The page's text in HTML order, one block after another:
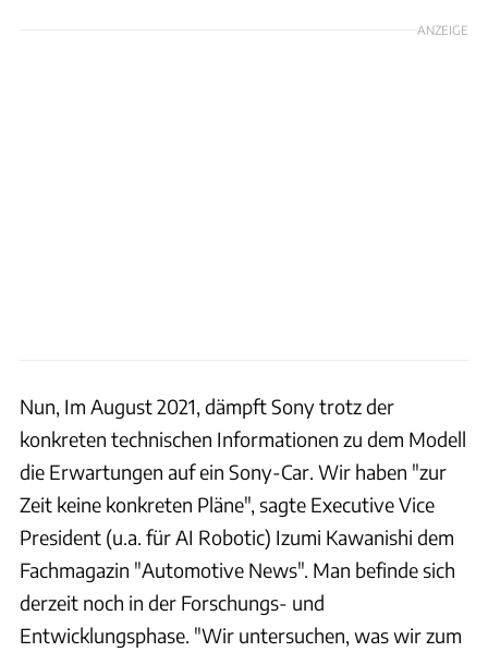
ANZEIGE
Nun, Im August 2021, dämpft Sony trotz der
konkreten technischen Informationen zu dem Modell
die Erwartungen auf ein Sony-Car. Wir haben "zur
Zeit keine konkreten Pläne", sagte Executive Vice
President (u.a. für AI Robotic) Izumi Kawanishi dem
Fachmagazin "Automotive News". Man befinde sich
derzeit noch in der Forschungs- und
Entwicklungsphase. "Wir untersuchen, was wir zum